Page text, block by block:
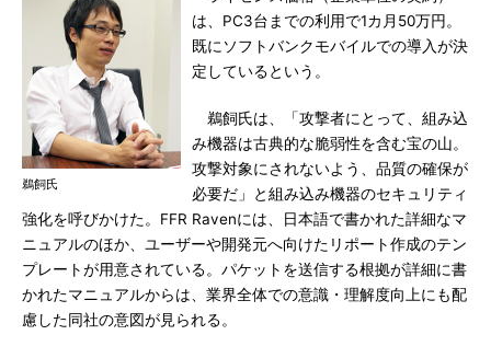
鵜飼氏
は、PC3台までの利用で1カ月50万円。
既にソフトバンクモバイルでの導入が決
定しているという。
鵜飼氏は、「攻撃者にとって、組み込
み機器は古典的な脆弱性を含む宝の山。
攻撃対象にされないよう、品質の確保が
必要だ」と組み込み機器のセキュリティ
強化を呼びかけた。FFR Ravenには、日本語で書かれた詳細なマ
ニュアルのほか、ユーザーや開発元へ向けたリポート作成のテン
プレートが用意されている。パケットを送信する根拠が詳細に書
かれたマニュアルからは、業界全体での意識・理解度向上にも配
慮した同社の意図が見られる。